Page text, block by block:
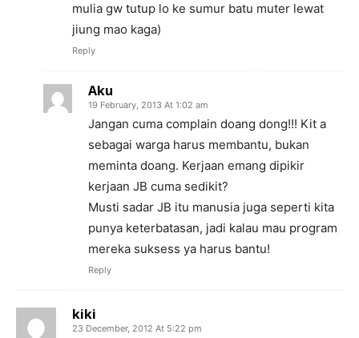
mulia gw tutup lo ke sumur batu muter lewat
jiung mao kaga)
Reply
Aku
19 February, 2013 At 1:02 am
Jangan cuma complain doang dong!!! Kit a
sebagai warga harus membantu, bukan
meminta doang. Kerjaan emang dipikir
kerjaan JB cuma sedikit?
Musti sadar JB itu manusia juga seperti kita
punya keterbatasan, jadi kalau mau program
mereka suksess ya harus bantu!
Reply
kiki
23 December, 2012 At 5:22 pm